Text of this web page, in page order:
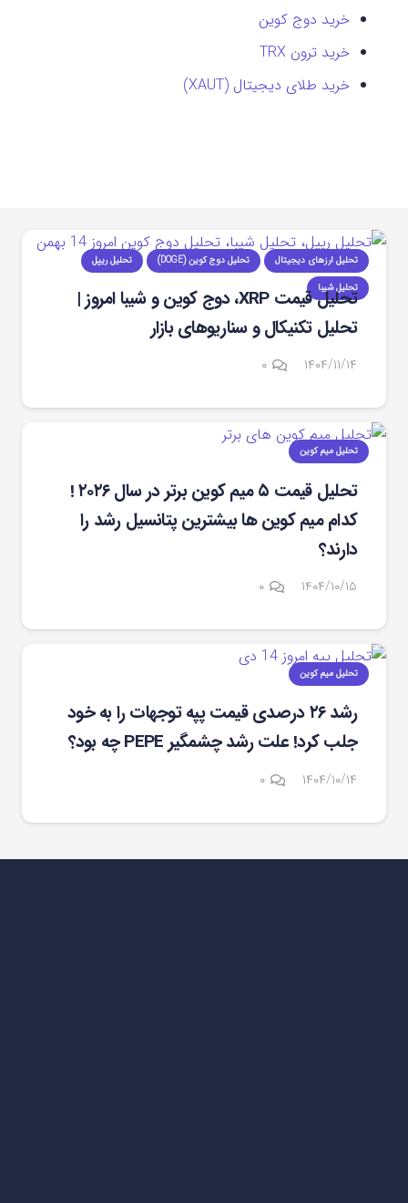
خرید دوج کوین
خرید ترون TRX
خرید طلای دیجیتال (XAUT)
تحلیل ارزهای دیجیتال تحلیل دوج کوین (DOGE)
تحلیل ریپل
تحلیل شیبا
تحلیل قیمت XRP، دوج‌ کوین و شیبا امروز |
تحلیل تکنیکال و سناریوهای بازار
۱۴۰۴/۱۱/۱۴ ۰
تحلیل میم کوین
تحلیل قیمت ۵ میم کوین برتر در سال ۲۰۲۶ !
کدام میم کوین‌ ها بیشترین پتانسیل رشد را
دارند؟
۱۴۰۴/۱۰/۱۵ ۰
تحلیل میم کوین
رشد ۲۶ درصدی قیمت پپه توجهات را به خود
جلب کرد! علت رشد چشمگیر PEPE چه بود؟
۱۴۰۴/۱۰/۱۴ ۰